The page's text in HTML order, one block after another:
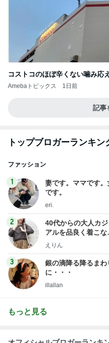
コストコのほぼ辛くない噛み応え
Amebaトピックス 1日前
記事
トップブロガーランキン
ファッション
1
妻です。ママです。
です。
eri.
2
40代からの大人カジ
アルを品良く着こな
ファッションブログ
えりん
3
銀の滴降る降るまわ
に・・・
illallan
もっと見る